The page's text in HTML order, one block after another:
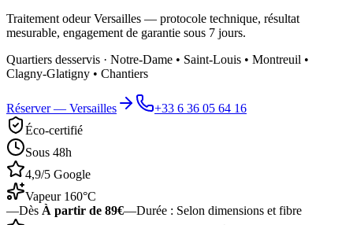
Traitement odeur Versailles — protocole technique, résultat
mesurable, engagement de garantie sous 7 jours.
Quartiers desservis · Notre-Dame • Saint-Louis • Montreuil •
Clagny-Glatigny • Chantiers
Réserver — Versailles
+33 6 36 05 64 16
Éco-certifié
Sous 48h
4,9/5 Google
Vapeur 160°C
—Dès À partir de 89€—Durée : Selon dimensions et fibre